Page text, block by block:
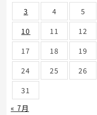
3
4 5
10
11 12
17
18 19
24
25 26
31
« 7月